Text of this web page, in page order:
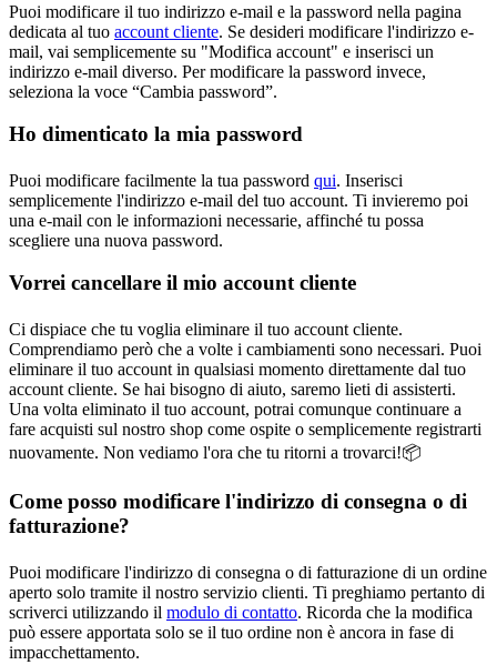
Puoi modificare il tuo indirizzo e-mail e la password nella pagina
dedicata al tuo account cliente. Se desideri modificare l'indirizzo e-
mail, vai semplicemente su "Modifica account" e inserisci un
indirizzo e-mail diverso. Per modificare la password invece,
seleziona la voce “Cambia password”.
Ho dimenticato la mia password
Puoi modificare facilmente la tua password qui. Inserisci
semplicemente l'indirizzo e-mail del tuo account. Ti invieremo poi
una e-mail con le informazioni necessarie, affinché tu possa
scegliere una nuova password.
Vorrei cancellare il mio account cliente
Ci dispiace che tu voglia eliminare il tuo account cliente.
Comprendiamo però che a volte i cambiamenti sono necessari. Puoi
eliminare il tuo account in qualsiasi momento direttamente dal tuo
account cliente. Se hai bisogno di aiuto, saremo lieti di assisterti.
Una volta eliminato il tuo account, potrai comunque continuare a
fare acquisti sul nostro shop come ospite o semplicemente registrarti
nuovamente. Non vediamo l'ora che tu ritorni a trovarci!📦
Come posso modificare l'indirizzo di consegna o di
fatturazione?
Puoi modificare l'indirizzo di consegna o di fatturazione di un ordine
aperto solo tramite il nostro servizio clienti. Ti preghiamo pertanto di
scriverci utilizzando il modulo di contatto. Ricorda che la modifica
può essere apportata solo se il tuo ordine non è ancora in fase di
impacchettamento.